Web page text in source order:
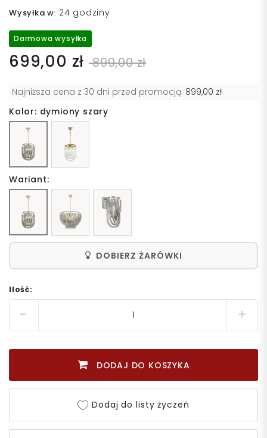
Wysyłka w: 24 godziny
Darmowa wysyłka
699,00 zł 899,00 zł
Najniższa cena z 30 dni przed promocją: 899,00 zł
Kolor: dymiony szary
Wariant:
DOBIERZ ŻARÓWKI
Ilość:
DODAJ DO KOSZYKA
Dodaj do listy życzeń